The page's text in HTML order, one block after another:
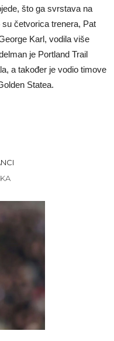
što ga svrstava na
četvorica trenera, Pat
Karl, vodila više
je Portland Trail
a također je vodio timove
Statea.